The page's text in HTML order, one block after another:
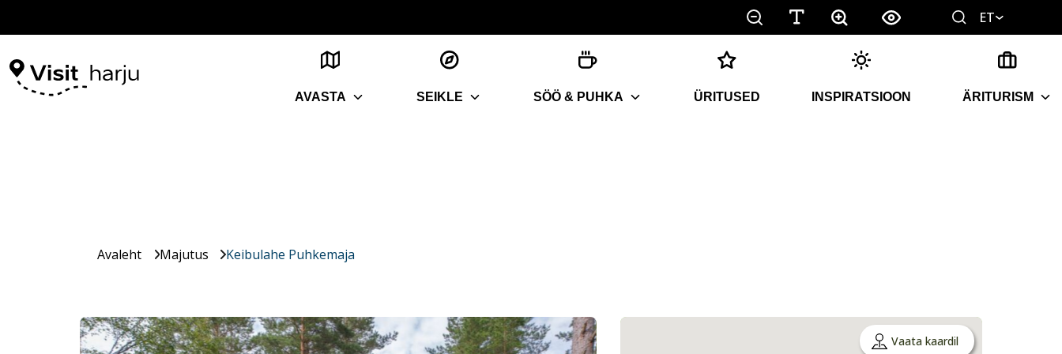
ET
AVASTA SEIKLE SÖÖ & PUHKA ÜRITUSED INSPIRATSIOON ÄRITURISM
Avaleht Majutus Keibulahe Puhkemaja
Vaata kaardil